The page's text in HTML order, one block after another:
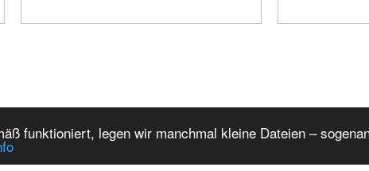
funktioniert, legen wir manchmal kleine Dateien –